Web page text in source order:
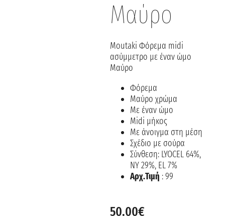
Μαύρο
Moutaki Φόρεμα midi
ασύμμετρο με έναν ώμο
Μαύρο
Φόρεμα
Μαύρο χρώμα
Με έναν ώμο
Midi μήκος
Με άνοιγμα στη μέση
Σχέδιο με σούρα
Σύνθεση: LYOCEL 64%,
NY 29%, EL 7%
Αρχ.Τιμή : 99
50.00€